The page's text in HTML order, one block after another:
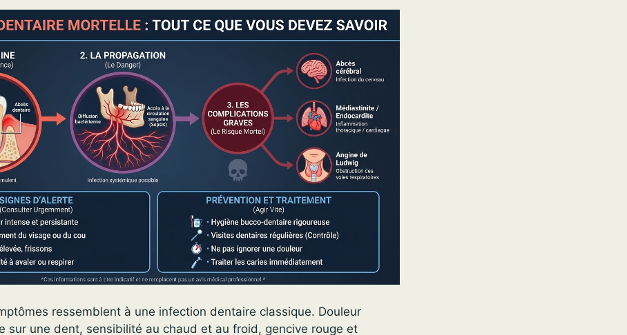
ressemblent à une infection dentaire classique. Douleur
sur une dent, sensibilité au chaud et au froid, gencive rouge et